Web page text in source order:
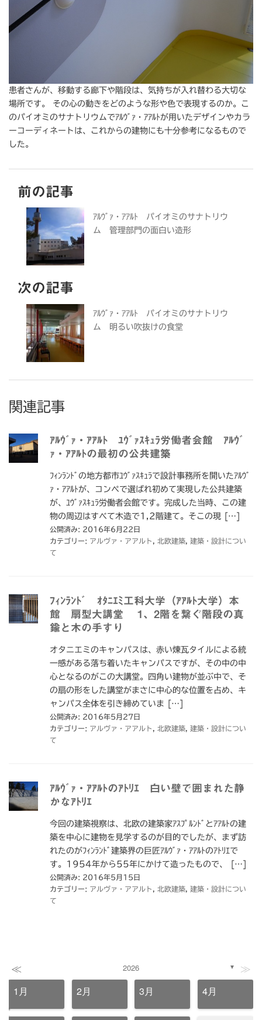
患者さんが、移動する廊下や階段は、気持ちが入れ替わる大切な
場所です。 その心の動きをどのような形や色で表現するのか。こ
のパイオミのサナトリウムでｱﾙｳﾞｧ・ｱｱﾙﾄが用いたデザインやカラ
ーコーディネートは、これからの建物にも十分参考になるもので
した。
前の記事
ｱﾙｳﾞｧ・ｱｱﾙﾄ パイオミのサナトリウ
ム 管理部門の面白い造形
次の記事
ｱﾙｳﾞｧ・ｱｱﾙﾄ パイオミのサナトリウ
ム 明るい吹抜けの食堂
関連記事
ｱﾙｳﾞｧ・ｱｱﾙﾄ ﾕｳﾞｧｽｷｭﾗ労働者会館 ｱﾙｳﾞ
ｧ・ｱｱﾙﾄの最初の公共建築
ﾌｨﾝﾗﾝﾄﾞの地方都市ﾕｳﾞｧｽｷｭﾗで設計事務所を開いたｱﾙｳﾞ
ｧ・ｱｱﾙﾄが、コンペで選ばれ初めて実現した公共建築
が、ﾕｳﾞｧｽｷｭﾗ労働者会館です。完成した当時、この建
物の周辺はすべて木造で1,2階建て。そこの現 […]
公開済み: 2016年6月22日
カテゴリー: アルヴァ・アアルト 北欧建築
建築・設計につい
て
ﾌｨﾝﾗﾝﾄﾞ ｵﾀﾆｴﾐ工科大学（ｱｱﾙﾄ大学）本
館 扇型大講堂 1、2階を繋ぐ階段の真
鍮と木の手すり
オタニエミのキャンパスは、赤い煉瓦タイルによる統
一感がある落ち着いたキャンパスですが、その中の中
心となるのがこの大講堂。四角い建物が並ぶ中で、そ
の扇の形をした講堂がまさに中心的な位置を占め、キ
ャンパス全体を引き締めていま […]
公開済み: 2016年5月27日
カテゴリー: アルヴァ・アアルト 北欧建築
建築・設計につい
て
ｱﾙｳﾞｧ・ｱｱﾙﾄのｱﾄﾘｴ 白い壁で囲まれた静
かなｱﾄﾘｴ
今回の建築視察は、北欧の建築家ｱｽﾌﾟﾙﾝﾄﾞとｱｱﾙﾄの建
築を中心に建物を見学するのが目的でしたが、まず訪
れたのがﾌｨﾝﾗﾝﾄﾞ建築界の巨匠ｱﾙｳﾞｧ・ｱｱﾙﾄのｱﾄﾘｴで
す。1954年から55年にかけて造ったもので、 […]
公開済み: 2016年5月15日
カテゴリー: アルヴァ・アアルト 北欧建築
建築・設計につい
て
≪ 2026 ▼ ≫
1月 2月 3月 4月